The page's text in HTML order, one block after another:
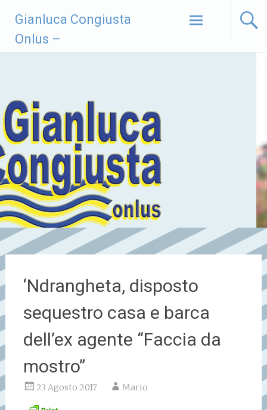
contenuto
Gianluca Congiusta
Onlus –
‘Ndrangheta, disposto
sequestro casa e barca
dell’ex agente “Faccia da
mostro”
23 Agosto 2017 Mario